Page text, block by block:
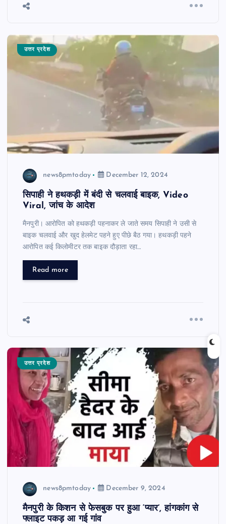
उत्तर प्रदेश
news8pmtoday December 12, 2024
सिपाही ने हथकड़ी में बंदी से चलवाई बाइक, Video
Viral, जांच के आदेश
मैनपुरी। आरोपित को हथकड़ी पहनाकर ले जाते समय सिपाही ने उसी से
बाइक चलवाई और खुद हेलमेट पहने हुए पीछे बैठ गया। हथकड़ी पहने
आरोपित कई किलोमीटर तक बाइक दौड़ाता रहा…
Read more
उत्तर प्रदेश
news8pmtoday December 9, 2024
मैनपुरी के किशन से फेसबुक पर हुआ ‘प्यार’, हांगकांग से
फ्लाइट पकड़ आ गई गांव